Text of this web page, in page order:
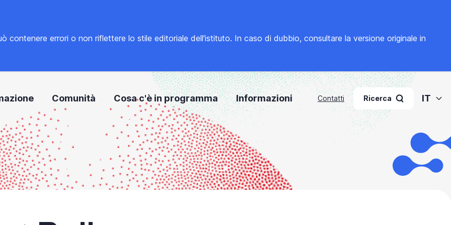
errori o non riflettere lo stile editoriale dell'istituto. In caso di dubbio, consultare la versione originale in
Comunità Cosa c'è in programma Informazioni Contatti Ricerca IT